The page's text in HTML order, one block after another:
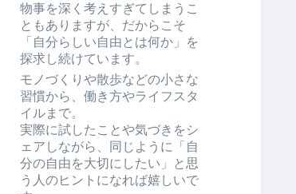
物事を深く考えすぎてしまうこ
ともありますが、だからこそ
「自分らしい自由とは何か」を
探求し続けています。
モノづくりや散歩などの小さな
習慣から、働き方やライフスタ
イルまで。
実際に試したことや気づきをシ
ェアしながら、同じように「自
分の自由を大切にしたい」と思
う人のヒントになれば嬉しいで